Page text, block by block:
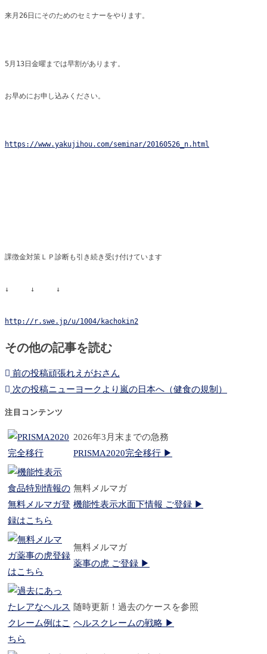
来月26日にそのためのセミナーをやります。
5月13日金曜までは早割があります。
お早めにお申し込みください。
https://www.yakujihou.com/seminar/20160526_n.html
課徴金対策ＬＰ診断も引き続き受け付けています
↓ ↓ ↓
http://r.swe.jp/u/1004/kachokin2
その他の記事を読む
前の投稿頑張れえがおさん
次の投稿ニューヨークより嵐の日本へ（健食の規制）
注目コンテンツ
2026年3月末までの急務
PRISMA2020完全移行 ▶
無料メルマガ
機能性表示水面下情報 ご登録 ▶
無料メルマガ
薬事の虎 ご登録 ▶
随時更新！過去のケースを参照
ヘルスクレームの戦略 ▶